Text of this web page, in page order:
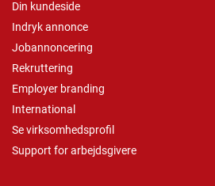
Din kundeside
Indryk annonce
Jobannoncering
Rekruttering
Employer branding
International
Se virksomhedsprofil
Support for arbejdsgivere